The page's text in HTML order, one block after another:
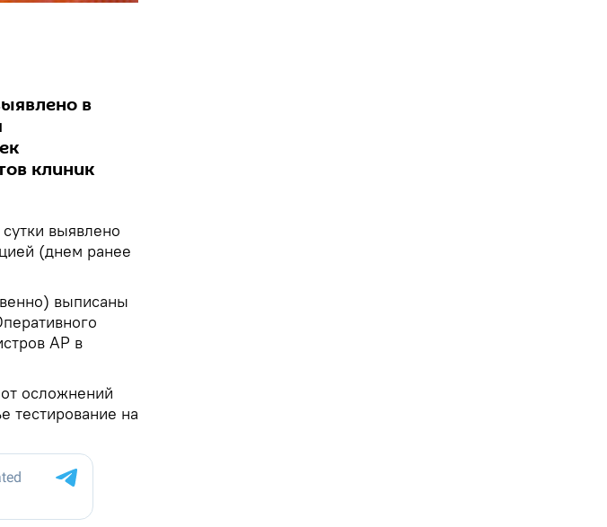
в
клиник
выявлено
(днем ранее
выписаны
АР в
осложнений
тестирование на